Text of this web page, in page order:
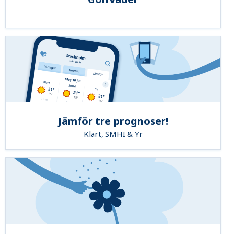
Jämför tre prognoser!
Klart, SMHI & Yr